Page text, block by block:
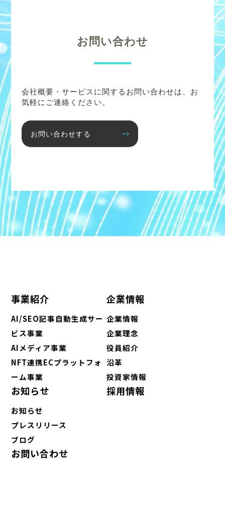
お問い合わせ
会社概要・サービスに関するお問い合わせは、お
気軽にご連絡ください。
お問い合わせする
事業紹介
AI/SEO記事自動生成サー
ビス事業
AIメディア事業
NFT連携ECプラットフォ
ーム事業
企業情報
企業情報
企業理念
役員紹介
沿革
投資家情報
お知らせ
お知らせ
プレスリリース
ブログ
採用情報
お問い合わせ